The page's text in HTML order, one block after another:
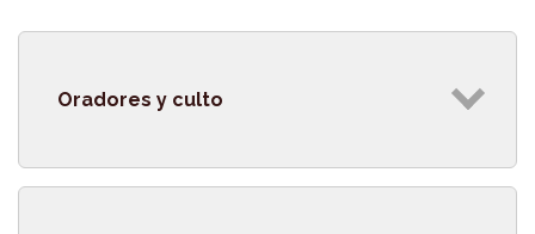
Oradores y culto